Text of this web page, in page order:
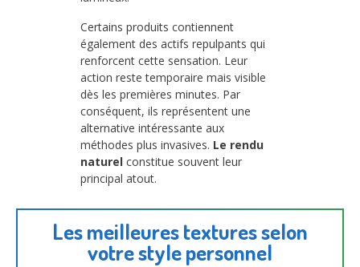
Certains produits contiennent
également des actifs repulpants qui
renforcent cette sensation. Leur
action reste temporaire mais visible
dès les premières minutes. Par
conséquent, ils représentent une
alternative intéressante aux
méthodes plus invasives. Le rendu
naturel constitue souvent leur
principal atout.
Les meilleures textures selon
votre style personnel